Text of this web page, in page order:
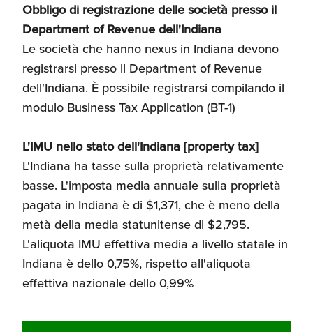
Obbligo di registrazione delle società presso il
Department of Revenue dell'Indiana
Le società che hanno nexus in Indiana devono
registrarsi presso il Department of Revenue
dell'Indiana. È possibile registrarsi compilando il
modulo Business Tax Application (BT-1)
L'IMU nello stato dell'Indiana [property tax]
L'Indiana ha tasse sulla proprietà relativamente
basse. L'imposta media annuale sulla proprietà
pagata in Indiana è di $1,371, che è meno della
metà della media statunitense di $2,795.
L'aliquota IMU effettiva media a livello statale in
Indiana è dello 0,75%, rispetto all'aliquota
effettiva nazionale dello 0,99%